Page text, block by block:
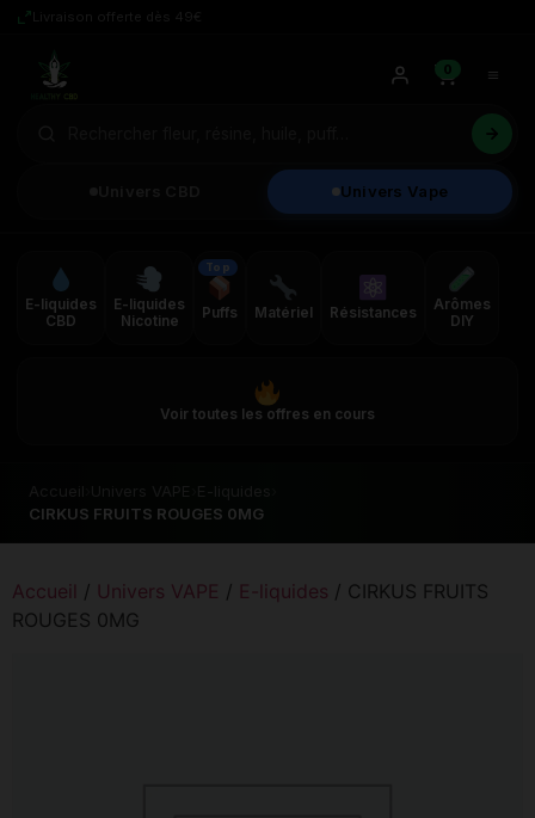
Univers Vape
0
E-liquides
CBD
E-liquides
Nicotine
Top
Puffs Matériel Résistances
Arômes
DIY
Voir toutes les offres en cours
CIRKUS FRUITS ROUGES 0MG
Accueil / Univers VAPE / E-liquides / CIRKUS FRUITS
ROUGES 0MG